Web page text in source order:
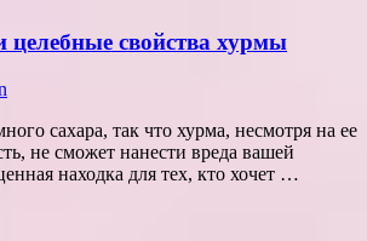
целебные свойства хурмы
сахара, так что хурма, несмотря на ее
не сможет нанести вреда вашей
находка для тех, кто хочет …